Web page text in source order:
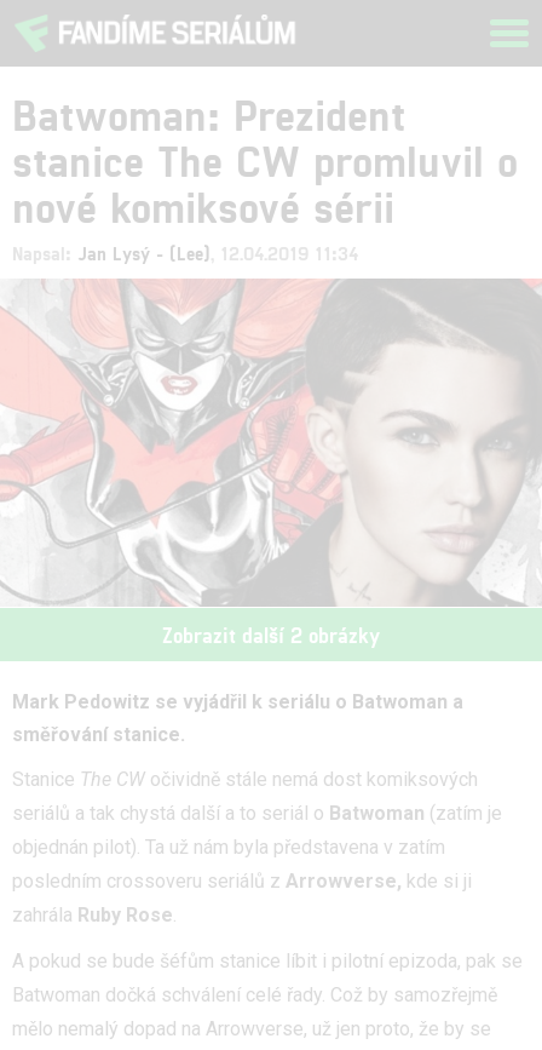
Batwoman: Prezident
stanice The CW promluvil o
nové komiksové sérii
Napsal: Jan Lysý - (Lee) , 12.04.2019 11:34
Zobrazit další 2 obrázky
Mark Pedowitz se vyjádřil k seriálu o Batwoman a
směřování stanice.
Stanice The CW očividně stále nemá dost komiksových
seriálů a tak chystá další a to seriál o Batwoman (zatím je
objednán pilot). Ta už nám byla představena v zatím
posledním crossoveru seriálů z Arrowverse, kde si ji
zahrála Ruby Rose.
A pokud se bude šéfům stanice líbit i pilotní epizoda, pak se
Batwoman dočká schválení celé řady. Což by samozřejmě
mělo nemalý dopad na Arrowverse, už jen proto, že by se